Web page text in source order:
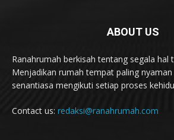
ABOUT US
Ranahrumah berkisah tentang segala hal
Menjadikan rumah tempat paling
senantiasa mengikuti setiap proses
Contact us: redaksi@ranahrumah.com